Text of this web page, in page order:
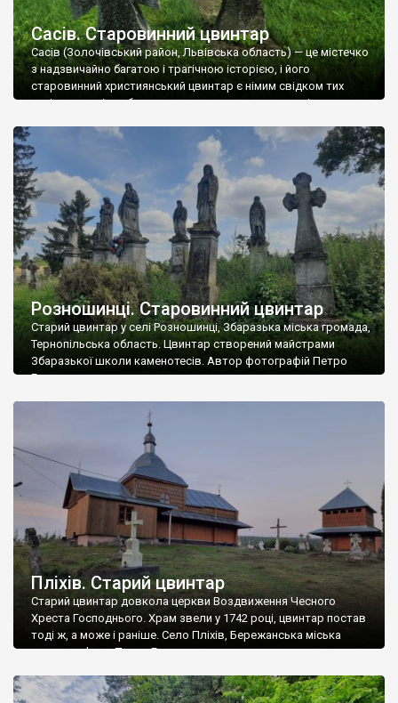
Сасів. Старовинний цвинтар
Сасів (Золочівський район, Львівська область) — це містечко
з надзвичайно багатою і трагічною історією, і його
старовинний християнський цвинтар є німим свідком тих
часів, коли місто було важливим торговим та ремісничим
села. Він є багатоконфесійним, що було характерно для
галицьких містечок: тут збереглися поховання як українців
(греко-католиків), так і […]
Розношинці. Старовинний цвинтар
Старий цвинтар у селі Розношинці, Збаразька міська громада,
Тернопільська область. Цвинтар створений майстрами
Збаразької школи каменотесів. Автор фотографій Петро
Грушко.
Пліхів. Старий цвинтар
Старий цвинтар довкола церкви Воздвиження Чесного
Хреста Господнього. Храм звели у 1742 році, цвинтар постав
тоді ж, а може і раніше. Село Пліхів, Бережанська міська
громада. Фото Петра Грушка.